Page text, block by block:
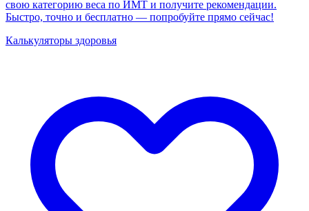
свою категорию веса по ИМТ и получите рекомендации.
Быстро, точно и бесплатно — попробуйте прямо сейчас!
Калькуляторы здоровья